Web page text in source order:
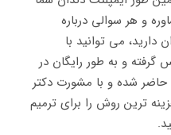
و هر سوالی درباره
دارید، می توانید با
گرفته و به طور رایگان در
حاضر شده و با مشورت دکتر
ترین روش را برای ترمیم